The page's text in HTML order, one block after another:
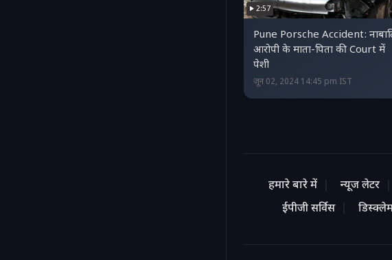
2:57
Pune Porsche Accident:
आरोपी के माता-पि‍ता की Court में
पेशी
जून 02, 2024 14:45 pm IST
हमारे बारे में न्यूज लेटर
ईपीजी सर्विस